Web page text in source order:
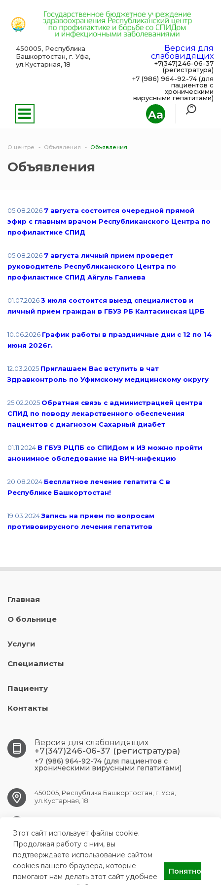
Aa
450005, Республика
Башкортостан, г. Уфа,
ул.Кустарная, 18
Версия для
слабовидящих
+7(347)246-06-37
(регистратура)
+7 (986) 964-92-74 (для
пациентов с
хроническими
вирусными гепатитами)
О центре Объявления Объявления
Объявления
05.08.2026 7 августа состоится очередной прямой
эфир с главным врачом Республиканского Центра по
профилактике СПИД
05.08.2026 7 августа личный прием проведет
руководитель Республиканского Центра по
профилактике СПИД Айгуль Галиева
01.07.20263 июля состоится выезд специалистов и
личный прием граждан в ГБУЗ РБ Калтасинская ЦРБ
10.06.2026 График работы в праздничные дни с 12 по 14
июня 2026г.
12.03.2025 Приглашаем Вас вступить в чат
Здравконтроль по Уфимскому медицинскому округу
25.02.2025 Обратная связь с администрацией центра
СПИД по поводу лекарственного обеспечения
пациентов с диагнозом Сахарный диабет
01.11.2024 В ГБУЗ РЦПБ со СПИДом и ИЗ можно пройти
анонимное обследование на ВИЧ-инфекцию
20.08.2024 Бесплатное лечение гепатита С в
Республике Башкортостан!
19.03.2024Запись на прием по вопросам
противовирусного лечения гепатитов
Главная
О больнице
Услуги
Специалисты
Пациенту
Контакты
Версия для слабовидящих
+7(347)246-06-37 (регистратура)
+7 (986) 964-92-74 (для пациентов с
хроническими вирусными гепатитами)
450005, Республика Башкортостан, г. Уфа,
ул.Кустарная, 18
ГБУЗ Республиканский центр по профилактике и борьбе со
СПИДом и инфекционными заболеваниями
Этот сайт использует файлы cookie.
Продолжая работу с ним, вы
подтверждаете использование сайтом
cookies вашего браузера, которые
помогают нам делать этот сайт удобнее
Понятно